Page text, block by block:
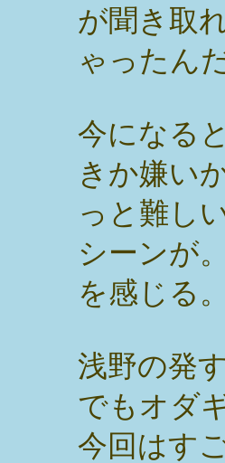
が聞き取
ゃったん
今になる
きか嫌い
っと難し
シーンが
を感じる。
浅野の発
でもオダ
今回はす